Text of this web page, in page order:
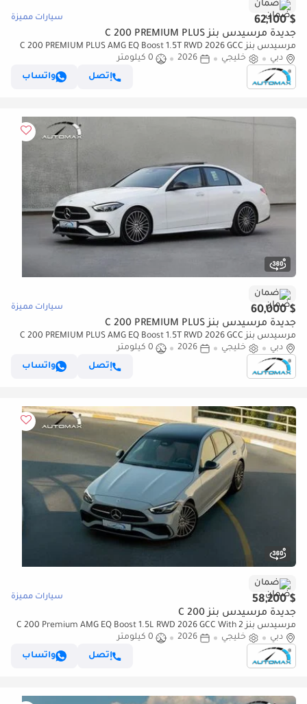
ضمان
$ 62,100 سيارات مميزة
جديدة مرسيدس بنز C 200 PREMIUM PLUS
مرسيدس بنز C 200 PREMIUM PLUS AMG EQ Boost 1.5T RWD 2026 GCC
With 2 Years Warranty Unlimited Mileage @Official Dealer
دبي خليجي 2026
0 كيلومتر
إتصل
واتساب
ضمان
$ 60,000 سيارات مميزة
جديدة مرسيدس بنز C 200 PREMIUM PLUS
مرسيدس بنز C 200 PREMIUM PLUS AMG EQ Boost 1.5T RWD 2026 GCC
With 2 Years Warranty Unlimited Mileage @Official Dealer
دبي خليجي 2026
0 كيلومتر
إتصل
واتساب
ضمان
$ 58,200 سيارات مميزة
جديدة مرسيدس بنز C 200
مرسيدس بنز C 200 Premium AMG EQ Boost 1.5L RWD 2026 GCC With 2
Years Unlimited Mileage Warranty @Official Dealer
دبي خليجي 2026
0 كيلومتر
إتصل
واتساب